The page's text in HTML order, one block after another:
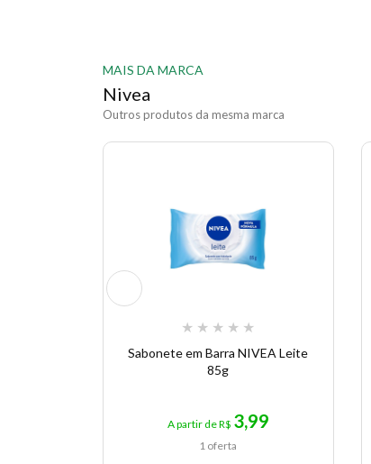
MAIS DA MARCA
Nivea
Outros produtos da mesma marca
★ ★ ★ ★ ★
Sabonete em Barra NIVEA Leite
85g
A partir de R$ 3,99
1 oferta